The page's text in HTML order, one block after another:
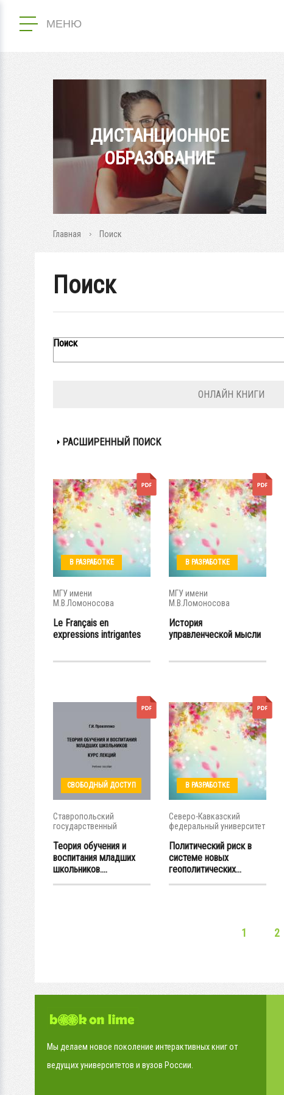
МЕНЮ
ДИСТАНЦИОННОЕ
ОБРАЗОВАНИЕ
Главная Поиск
Поиск
Поиск
ОНЛАЙН КНИГИ
ПОКАЗАТЬ
РАСШИРЕННЫЙ ПОИСК
В РАЗРАБОТКЕ
МГУ имени
М.В.Ломоносова
Le Français en
expressions intrigantes
В РАЗРАБОТКЕ
МГУ имени
М.В.Ломоносова
История
управленческой мысли
СВОБОДНЫЙ ДОСТУП
Ставропольский
государственный
Теория обучения и
воспитания младших
школьников....
В РАЗРАБОТКЕ
Северо-Кавказский
федеральный университет
Политический риск в
системе новых
геополитических...
1 2
Мы делаем новое поколение интерактивных книг от
ведущих университетов и вузов России.